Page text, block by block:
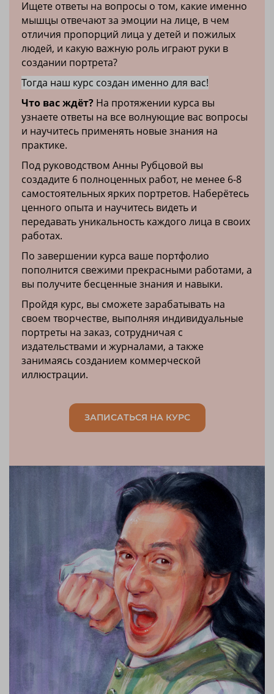
Ищете ответы на вопросы о том, какие именно
мышцы отвечают за эмоции на лице, в чем
отличия пропорций лица у детей и пожилых
людей, и какую важную роль играют руки в
создании портрета?
Тогда наш курс создан именно для вас!
Что вас ждёт? На протяжении курса вы
узнаете ответы на все волнующие вас вопросы
и научитесь применять новые знания на
практике.
Под руководством Анны Рубцовой вы
создадите 6 полноценных работ, не менее 6-8
самостоятельных ярких портретов. Наберётесь
ценного опыта и научитесь видеть и
передавать уникальность каждого лица в своих
работах.
По завершении курса ваше портфолио
пополнится свежими прекрасными работами, а
вы получите бесценные знания и навыки.
Пройдя курс, вы сможете зарабатывать на
своем творчестве, выполняя индивидуальные
портреты на заказ, сотрудничая с
издательствами и журналами, а также
занимаясь созданием коммерческой
иллюстрации.
ЗАПИСАТЬСЯ НА КУРС